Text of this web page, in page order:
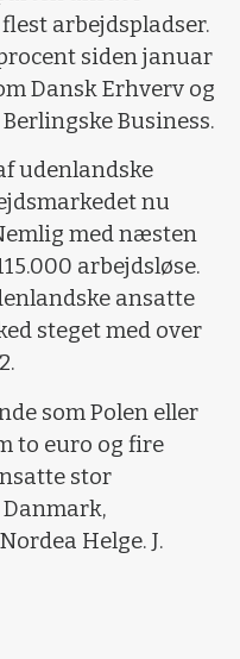
arbejdspladser.
siden januar
Dansk Erhverv og
Business.
udenlandske
nu
med næsten
arbejdsløse.
ansatte
steget med over
som Polen eller
to euro og fire
stor
Helge. J.